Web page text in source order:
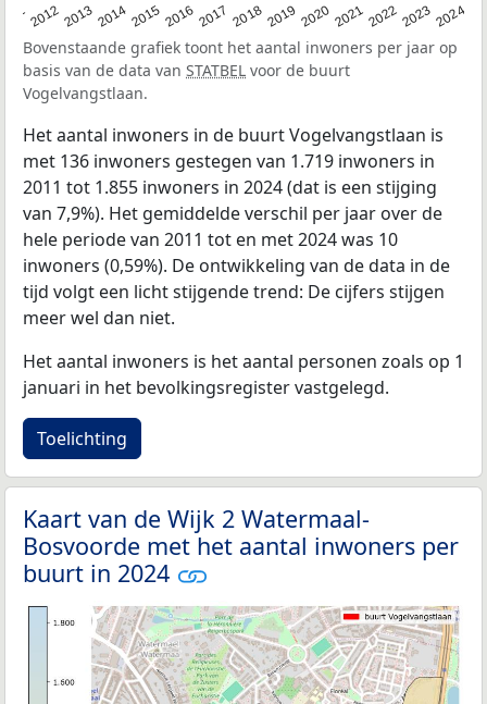
201220132014201520162017 20182019 20202021202220232024
Bovenstaande grafiek toont het aantal inwoners per jaar op
basis van de data van STATBEL voor de buurt
Vogelvangstlaan.
Het aantal inwoners in de buurt Vogelvangstlaan is
met 136 inwoners gestegen van 1.719 inwoners in
2011 tot 1.855 inwoners in 2024 (dat is een stijging
van 7,9%). Het gemiddelde verschil per jaar over de
hele periode van 2011 tot en met 2024 was 10
inwoners (0,59%). De ontwikkeling van de data in de
tijd volgt een licht stijgende trend: De cijfers stijgen
meer wel dan niet.
Het aantal inwoners is het aantal personen zoals op 1
januari in het bevolkingsregister vastgelegd.
Toelichting
Kaart van de Wijk 2 Watermaal-
Bosvoorde met het aantal inwoners per
buurt in 2024